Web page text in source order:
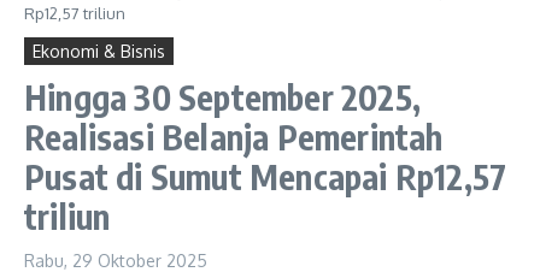
Rp12,57 triliun
Ekonomi & Bisnis
Hingga 30 September 2025,
Realisasi Belanja Pemerintah
Pusat di Sumut Mencapai Rp12,57
triliun
Rabu, 29 Oktober 2025